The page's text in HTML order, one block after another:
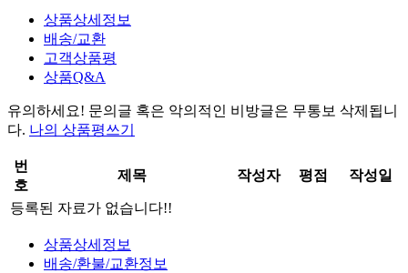
상품상세정보
배송/교환
고객상품평
상품Q&A
유의하세요! 문의글 혹은 악의적인 비방글은 무통보 삭제 됩니
다. 나의 상품평쓰기
번
호
제목 작성자 평점 작성일
등록된 자료가 없습니다!!
상품상세정보
배송/환불/교환정보